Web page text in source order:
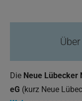
Die Neue Lübecker
eG (kurz Neue